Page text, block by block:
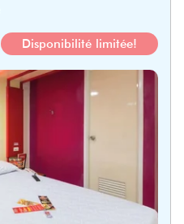
Disponibilité limitée!